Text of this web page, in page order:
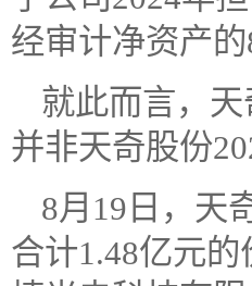
经审计净资产的
就此而言，
并非天奇股份
8月19日，天
合计1.48亿元